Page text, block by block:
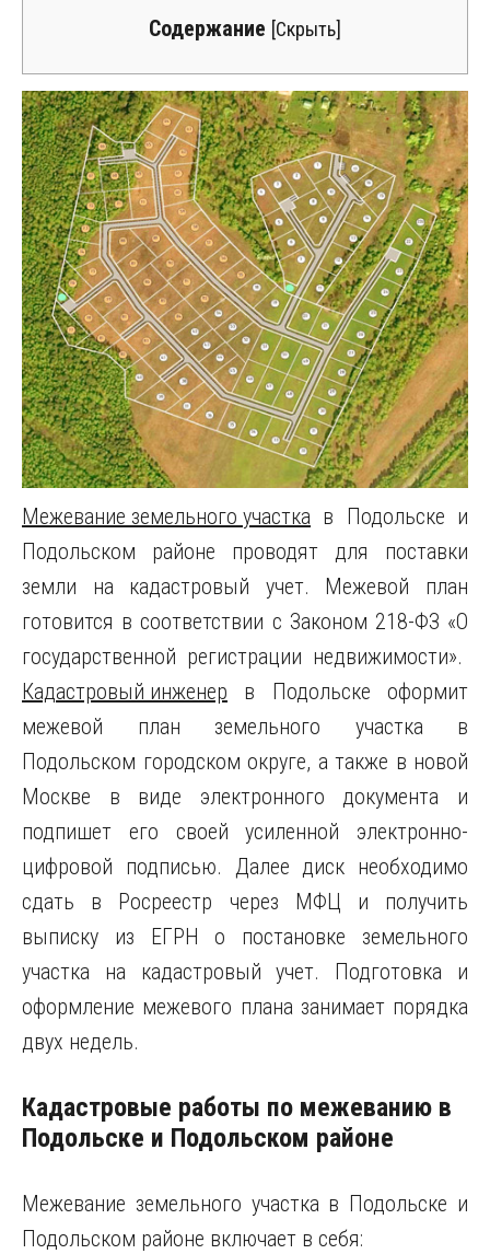
Содержание [Скрыть]
Межевание земельного участка в Подольске и
Подольском районе проводят для поставки
земли на кадастровый учет. Межевой план
готовится в соответствии с Законом 218-ФЗ «О
государственной регистрации недвижимости».
Кадастровый инженер в Подольске оформит
межевой план земельного участка в
Подольском городском округе, а также в новой
Москве в виде электронного документа и
подпишет его своей усиленной электронно-
цифровой подписью. Далее диск необходимо
сдать в Росреестр через МФЦ и получить
выписку из ЕГРН о постановке земельного
участка на кадастровый учет. Подготовка и
оформление межевого плана занимает порядка
двух недель.
Кадастровые работы по межеванию в
Подольске и Подольском районе
Межевание земельного участка в Подольске и
Подольском районе включает в себя: